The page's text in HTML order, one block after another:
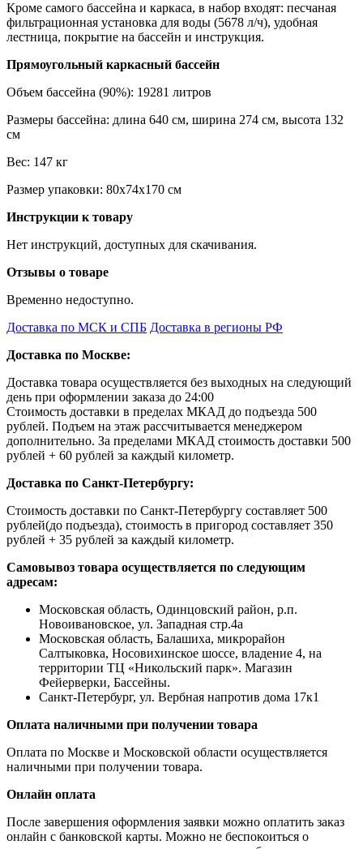
Кроме самого бассейна и каркаса, в набор входят: песчаная
фильтрационная установка для воды (5678 л/ч), удобная
лестница, покрытие на бассейн и инструкция.
Прямоугольный каркасный бассейн
Объем бассейна (90%): 19281 литров
Размеры бассейна: длина 640 см, ширина 274 см, высота 132
см
Вес: 147 кг
Размер упаковки: 80х74х170 см
Инструкции к товару
Нет инструкций, доступных для скачивания.
Отзывы о товаре
Временно недоступно.
Доставка по МСК и СПБ Доставка в регионы РФ
Доставка по Москве:
Доставка товара осуществляется без выходных на следующий
день при оформлении заказа до 24:00
Стоимость доставки в пределах МКАД до подъезда 500
рублей. Подъем на этаж рассчитывается менеджером
дополнительно. За пределами МКАД стоимость доставки 500
рублей + 60 рублей за каждый километр.
Доставка по Санкт-Петербургу:
Стоимость доставки по Санкт-Петербургу составляет 500
рублей(до подъезда), стоимость в пригород составляет 350
рублей + 35 рублей за каждый километр.
Самовывоз товара осуществляется по следующим
адресам:
Московская область, Одинцовский район, р.п.
Новоивановское, ул. Западная стр.4a
Московская область, Балашиха, микрорайон
Салтыковка, Носовихинское шоссе, владение 4, на
территории ТЦ «Никольский парк». Магазин
Фейерверки, Бассейны.
Санкт-Петербург, ул. Вербная напротив дома 17к1
Оплата наличными при получении товара
Оплата по Москве и Московской области осуществляется
наличными при получении товара.
Онлайн оплата
После завершения оформления заявки можно оплатить заказ
онлайн с банковской карты. Можно не беспокоиться о